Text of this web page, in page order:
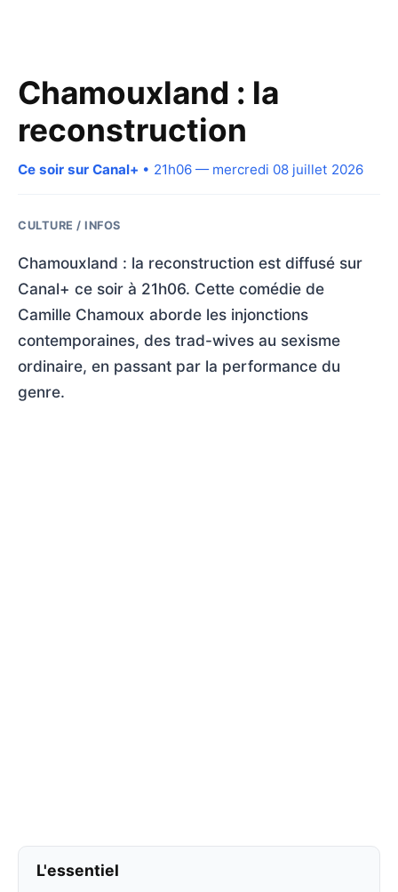
Chamouxland : la
reconstruction
Ce soir sur Canal+ • 21h06 — mercredi 08 juillet 2026
CULTURE / INFOS
Chamouxland : la reconstruction est diffusé sur
Canal+ ce soir à 21h06. Cette comédie de
Camille Chamoux aborde les injonctions
contemporaines, des trad-wives au sexisme
ordinaire, en passant par la performance du
genre.
L'essentiel